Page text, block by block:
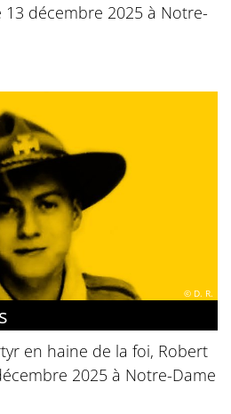
13 décembre 2025 à Notre-
© D. R.
en haine de la foi, Robert
2025 à Notre-Dame